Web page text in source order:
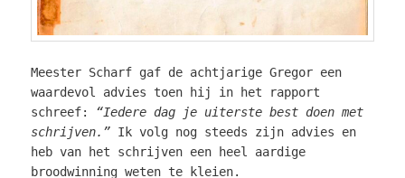
Meester Scharf gaf de achtjarige Gregor een
waardevol advies toen hij in het rapport
schreef: “Iedere dag je uiterste best doen met
schrijven.” Ik volg nog steeds zijn advies en
heb van het schrijven een heel aardige
broodwinning weten te kleien.